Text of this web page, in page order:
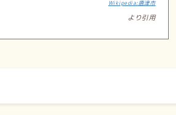
Wikipedia:唐津市
より引用